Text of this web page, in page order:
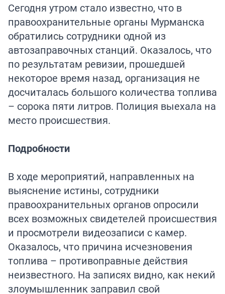
Сегодня утром стало известно, что в
правоохранительные органы Мурманска
обратились сотрудники одной из
автозаправочных станций. Оказалось, что
по результатам ревизии, прошедшей
некоторое время назад, организация не
досчиталась большого количества топлива
– сорока пяти литров. Полиция выехала на
место происшествия.
Подробности
В ходе мероприятий, направленных на
выяснение истины, сотрудники
правоохранительных органов опросили
всех возможных свидетелей происшествия
и просмотрели видеозаписи с камер.
Оказалось, что причина исчезновения
топлива – противоправные действия
неизвестного. На записях видно, как некий
злоумышленник заправил свой